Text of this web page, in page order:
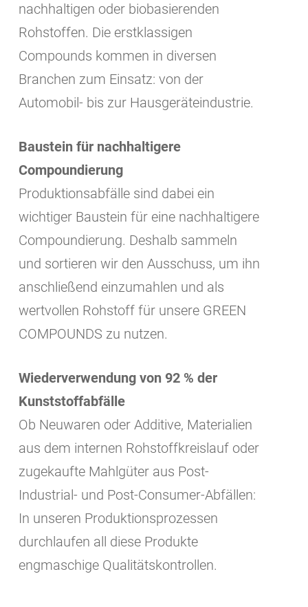
nachhaltigen oder biobasierenden
Rohstoffen. Die erstklassigen
Compounds kommen in diversen
Branchen zum Einsatz: von der
Automobil- bis zur Hausgeräteindustrie.
Baustein für nachhaltigere
Compoundierung
Produktionsabfälle sind dabei ein
wichtiger Baustein für eine nachhaltigere
Compoundierung. Deshalb sammeln
und sortieren wir den Ausschuss, um ihn
anschließend einzumahlen und als
wertvollen Rohstoff für unsere GREEN
COMPOUNDS zu nutzen.
Wiederverwendung von 92 % der
Kunststoffabfälle
Ob Neuwaren oder Additive, Materialien
aus dem internen Rohstoffkreislauf oder
zugekaufte Mahlgüter aus Post-
Industrial- und Post-Consumer-Abfällen:
In unseren Produktionsprozessen
durchlaufen all diese Produkte
engmaschige Qualitätskontrollen.